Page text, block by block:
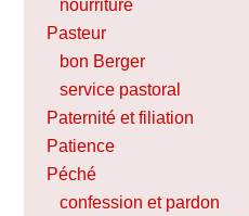
nourriture
Pasteur
bon Berger
service pastoral
Paternité et filiation
Patience
Péché
confession et pardon